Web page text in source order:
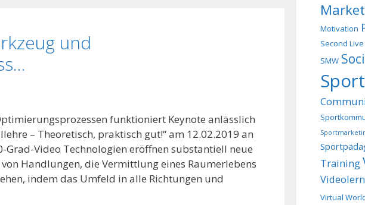
und
funktioniert Keynote anlässlich
– Theoretisch, praktisch gut!“ am 12.02.2019 an
Grad-Video Technologien eröffnen substantiell neue
Handlungen, die Vermittlung eines Raumerlebens
indem das Umfeld in alle Richtungen und
Motivation
Second Live
SMW
Sport
Training
Virtual